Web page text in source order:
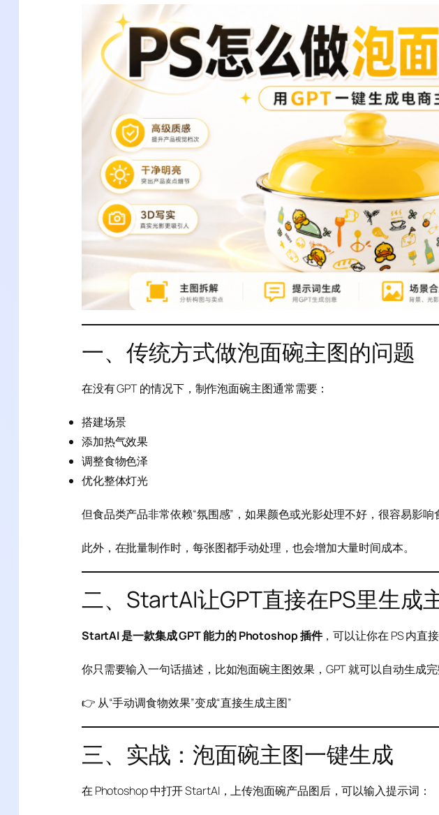
一、传统方式做泡面碗主图的问题
在没有 GPT 的情况下，制作泡面碗主图通常需要：
搭建场景
添加热气效果
调整食物色泽
优化整体灯光
但食品类产品非常依赖“氛围感”，如果颜色或光影处理不好，很容易影响
此外，在批量制作时，每张图都手动处理，也会增加大量时间成本。
二、StartAI让GPT直接在PS里生成
StartAI 是一款集成 GPT 能力的 Photoshop 插件，可以让你在 PS 内直
你只需要输入一句话描述，比如泡面碗主图效果，GPT 就可以自动生成
👉 从“手动调食物效果”变成“直接生成主图”
三、实战：泡面碗主图一键生成
在 Photoshop 中打开 StartAI，上传泡面碗产品图后，可以输入提示词：